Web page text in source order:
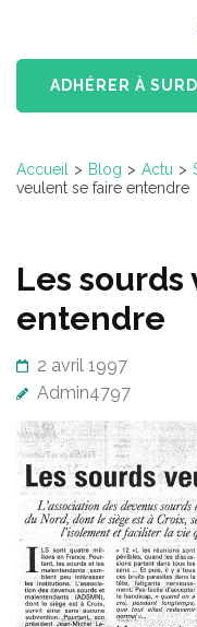
contenu
(Pressez
ADHÉRER À
Accueil > Blog > Actu >
veulent se faire entendre
Les
entendre
2 avril 1997
Admin4797